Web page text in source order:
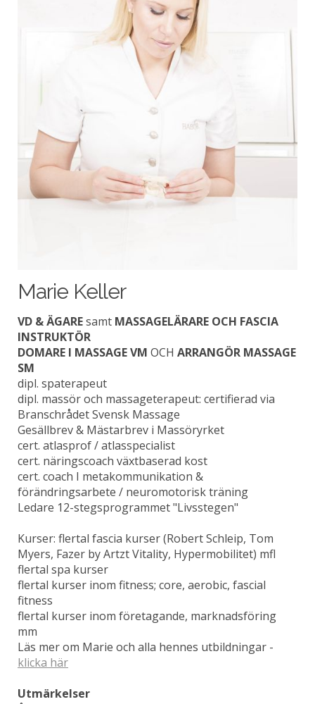
Marie Keller
VD & ÄGAREsamt MASSAGELÄRARE OCH FASCIA
INSTRUKTÖR
DOMARE I MASSAGE VM OCH ARRANGÖR MASSAGE
SM
dipl. spaterapeut
dipl. massör och massageterapeut: certifierad via
Branschrådet Svensk Massage
Gesällbrev & Mästarbrev i Massöryrket
cert. atlasprof / atlasspecialist
cert. näringscoach växtbaserad kost
cert. coach I metakommunikation &
förändringsarbete / neuromotorisk träning
Ledare 12-stegsprogrammet "Livsstegen"
Kurser: flertal fascia kurser (Robert Schleip, Tom
Myers, Fazer by Artzt Vitality, Hypermobilitet) mfl
flertal spa kurser
flertal kurser inom fitness; core, aerobic, fascial
fitness
flertal kurser inom företagande, marknadsföring
mm
Läs mer om Marie och alla hennes utbildningar -
klicka här
Utmärkelser